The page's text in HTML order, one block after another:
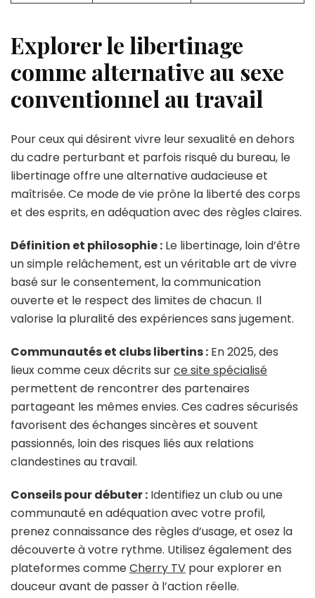
Explorer le libertinage
comme alternative au sexe
conventionnel au travail
Pour ceux qui désirent vivre leur sexualité en dehors
du cadre perturbant et parfois risqué du bureau, le
libertinage offre une alternative audacieuse et
maîtrisée. Ce mode de vie prône la liberté des corps
et des esprits, en adéquation avec des règles claires.
Définition et philosophie : Le libertinage, loin d’être
un simple relâchement, est un véritable art de vivre
basé sur le consentement, la communication
ouverte et le respect des limites de chacun. Il
valorise la pluralité des expériences sans jugement.
Communautés et clubs libertins : En 2025, des
lieux comme ceux décrits surce site spécialisé
permettent de rencontrer des partenaires
partageant les mêmes envies. Ces cadres sécurisés
favorisent des échanges sincères et souvent
passionnés, loin des risques liés aux relations
clandestines au travail.
Conseils pour débuter : Identifiez un club ou une
communauté en adéquation avec votre profil,
prenez connaissance des règles d’usage, et osez la
découverte à votre rythme. Utilisez également des
plateformes commeCherry TV pour explorer en
douceur avant de passer à l’action réelle.